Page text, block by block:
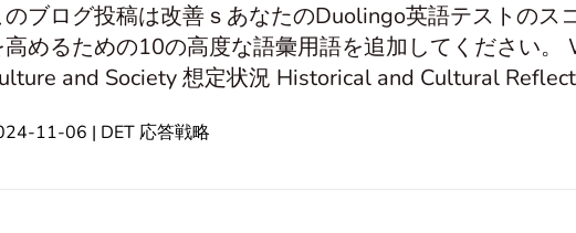
のブログ投稿は改善ｓあなたのDuolingo英語テストのス
めるための10の高度な語彙用語を追加してください。 Writing Sample 個人的な経験
Society 想定状況 Historical and Cultural Reflection 倫理と道徳 Technology 人間
11-06 | DET 応答戦略